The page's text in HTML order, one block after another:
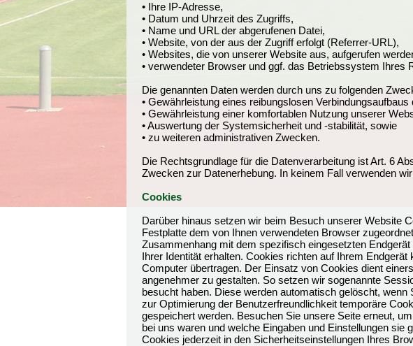
• Ihre IP-Adresse,
• Datum und Uhrzeit des Zugriffs,
• Name und URL der abgerufenen Datei,
• Website, von der aus der Zugriff erfolgt (Referrer-URL),
• Websites, die von unserer Website aus, aufgerufen
• verwendeter Browser und ggf. das Betriebssystem
Die genannten Daten werden durch uns zu folgenden
• Gewährleistung eines reibungslosen Verbindungsaufbaus
• Gewährleistung einer komfortablen Nutzung unserer
• Auswertung der Systemsicherheit und -stabilität, sowie
• zu weiteren administrativen Zwecken.
Die Rechtsgrundlage für die Datenverarbeitung ist Art. 6
Zwecken zur Datenerhebung. In keinem Fall verwenden
Cookies
Darüber hinaus setzen wir beim Besuch unserer Website
Festplatte dem von Ihnen verwendeten Browser
Zusammenhang mit dem spezifisch eingesetzten
Ihrer Identität erhalten. Cookies richten auf Ihrem
Computer übertragen. Der Einsatz von Cookies dient
angenehmer zu gestalten. So setzen wir sogenannte
besucht haben. Diese werden automatisch gelöscht,
zur Optimierung der Benutzerfreundlichkeit temporäre
gespeichert werden. Besuchen Sie unsere Seite erneut,
bei uns waren und welche Eingaben und Einstellungen
Cookies jederzeit in den Sicherheitseinstellungen Ihres